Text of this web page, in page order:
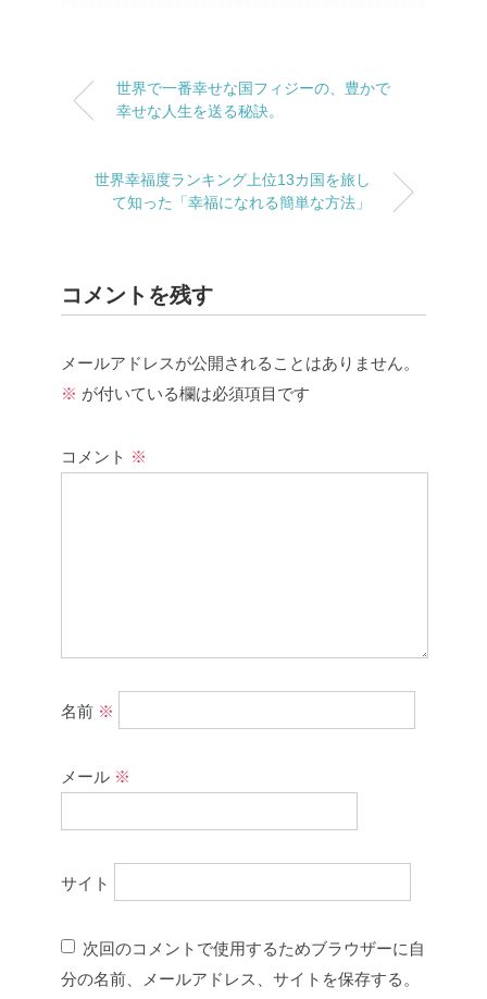
世界で一番幸せな国フィジーの、豊かで
幸せな人生を送る秘訣。
世界幸福度ランキング上位13カ国を旅し
て知った「幸福になれる簡単な方法」
コメントを残す
メールアドレスが公開されることはありません。
※ が付いている欄は必須項目です
コメント ※
名前 ※
メール ※
サイト
次回のコメントで使用するためブラウザーに自
分の名前、メールアドレス、サイトを保存する。